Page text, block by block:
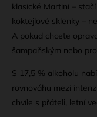
klasické Martini –
koktejlové sklenky –
A pokud chcete
šampaňským nebo
S 17,5 % alkoholu
rovnováhu mezi
chvíle s přáteli, letní